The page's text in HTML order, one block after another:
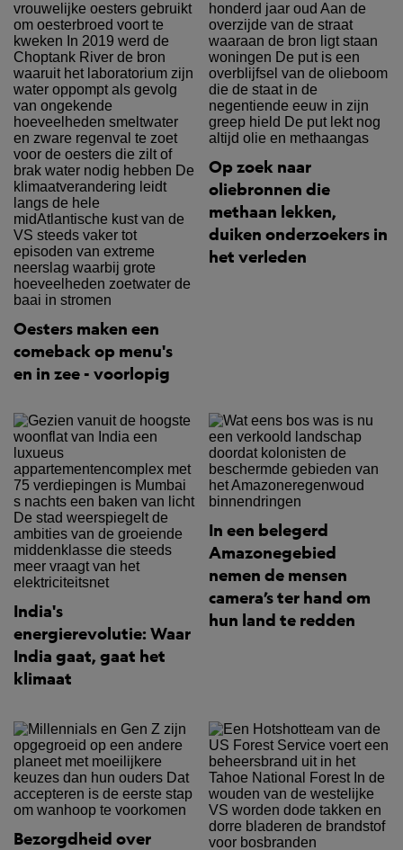
Oesters maken een
comeback op menu's
en in zee - voorlopig
Op zoek naar
oliebronnen die
methaan lekken,
duiken onderzoekers in
het verleden
India's
energierevolutie: Waar
India gaat, gaat het
klimaat
In een belegerd
Amazonegebied
nemen de mensen
camera’s ter hand om
hun land te redden
Bezorgdheid over